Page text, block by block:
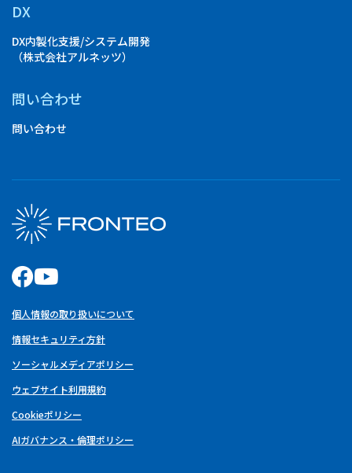
DX
DX内製化支援/システム開発
（株式会社アルネッツ）
問い合わせ
問い合わせ
個人情報の取り扱いについて
情報セキュリティ方針
ソーシャルメディアポリシー
ウェブサイト利用規約
Cookieポリシー
AIガバナンス・倫理ポリシー